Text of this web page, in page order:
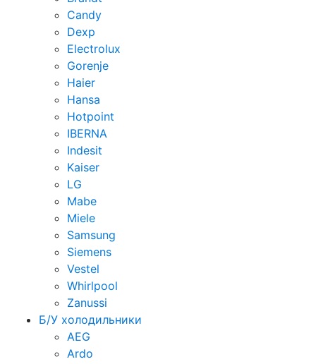
Candy
Dexp
Electrolux
Gorenje
Haier
Hansa
Hotpoint
IBERNA
Indesit
Kaiser
LG
Mabe
Miele
Samsung
Siemens
Vestel
Whirlpool
Zanussi
Б/У холодильники
AEG
Ardo